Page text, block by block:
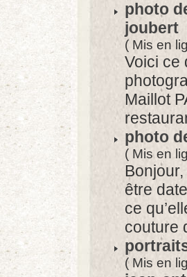
photo
joubert
( Mis en
Voici ce
Maillot
photo
( Mis en
être
ce
couture
( Mis en